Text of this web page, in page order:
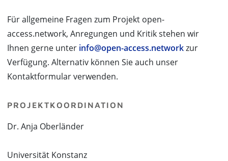
Für allgemeine Fragen zum Projekt open-
access.network, Anregungen und Kritik stehen wir
Ihnen gerne unter info@open-access.networkzur
Verfügung. Alternativ können Sie auch unser
Kontaktformular verwenden.
PROJEKTKOORDINATION
Dr. Anja Oberländer
Universität Konstanz